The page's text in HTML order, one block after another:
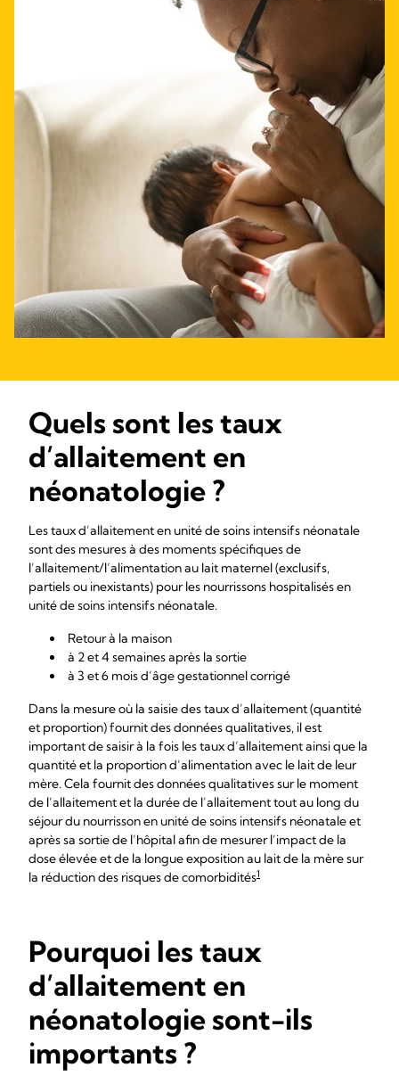
Quels sont les taux
d’allaitement en
néonatologie ?
Les taux d’allaitement en unité de soins intensifs néonatale
sont des mesures à des moments spécifiques de
l’allaitement/l’alimentation au lait maternel (exclusifs,
partiels ou inexistants) pour les nourrissons hospitalisés en
unité de soins intensifs néonatale.
Retour à la maison
à 2 et 4 semaines après la sortie
à 3 et 6 mois d’âge gestationnel corrigé
Dans la mesure où la saisie des taux d’allaitement (quantité
et proportion) fournit des données qualitatives, il est
important de saisir à la fois les taux d’allaitement ainsi que la
quantité et la proportion d’alimentation avec le lait de leur
mère. Cela fournit des données qualitatives sur le moment
de l’allaitement et la durée de l’allaitement tout au long du
séjour du nourrisson en unité de soins intensifs néonatale et
après sa sortie de l’hôpital afin de mesurer l’impact de la
dose élevée et de la longue exposition au lait de la mère sur
la réduction des risques de comorbidités1
Pourquoi les taux
d’allaitement en
néonatologie sont-ils
importants ?